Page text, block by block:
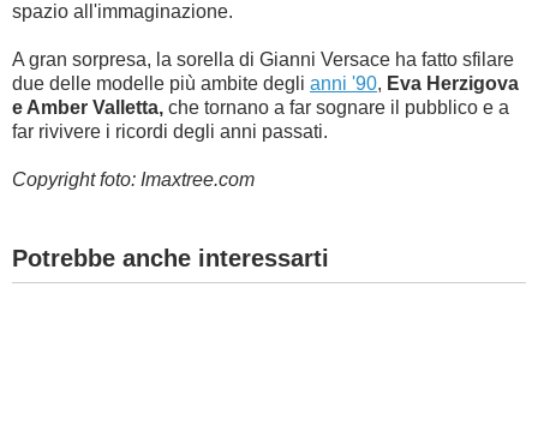
spazio all'immaginazione.
A gran sorpresa, la sorella di Gianni Versace ha fatto sfilare
due delle modelle più ambite degli anni '90, Eva Herzigova
e Amber Valletta, che tornano a far sognare il pubblico e a
far rivivere i ricordi degli anni passati.
Copyright foto: Imaxtree.com
Potrebbe anche interessarti